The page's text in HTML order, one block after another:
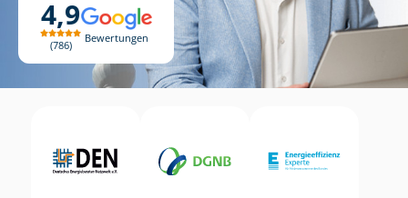
4,9
786
Bewertungen